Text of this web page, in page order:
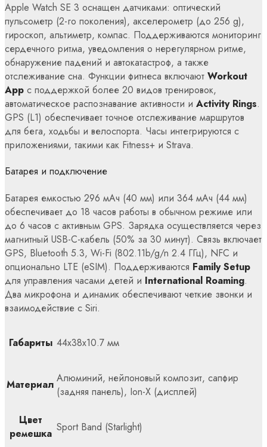
Apple Watch SE 3 оснащен датчиками: оптический
пульсометр (2-го поколения), акселерометр (до 256 g),
гироскоп, альтиметр, компас. Поддерживаются мониторинг
сердечного ритма, уведомления о нерегулярном ритме,
обнаружение падений и автокатастроф, а также
отслеживание сна. Функции фитнеса включают Workout
App с поддержкой более 20 видов тренировок,
автоматическое распознавание активности и Activity Rings.
GPS (L1) обеспечивает точное отслеживание маршрутов
для бега, ходьбы и велоспорта. Часы интегрируются с
приложениями, такими как Fitness+ и Strava.
Батарея и подключение
Батарея емкостью 296 мАч (40 мм) или 364 мАч (44 мм)
обеспечивает до 18 часов работы в обычном режиме или
до 6 часов с активным GPS. Зарядка осуществляется через
магнитный USB-C-кабель (50% за 30 минут). Связь включает
GPS, Bluetooth 5.3, Wi-Fi (802.11b/g/n 2.4 ГГц), NFC и
опционально LTE (eSIM). Поддерживаются Family Setup
для управления часами детей и International Roaming.
Два микрофона и динамик обеспечивают четкие звонки и
взаимодействие с Siri.
Габариты 44x38x10.7 мм
Материал Алюминий, нейлоновый композит, сапфир
(задняя панель), Ion-X (дисплей)
Цвет
ремешка Sport Band (Starlight)